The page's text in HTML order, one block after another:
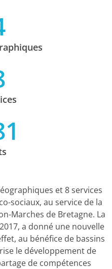
et 8 services
sociaux, au service de la
Marches de Bretagne. La
a donné une nouvelle
au bénéfice de bassins
le développement de
de compétences